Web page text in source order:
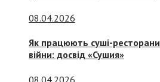
08.04.2026
Як працюють суші-
війни: досвід «Сушия»
08.04.2026